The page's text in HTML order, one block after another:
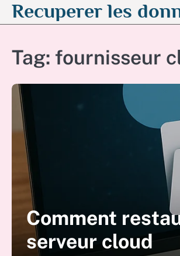
SkipRecuperer les
Tag: fournisseur
Comment
serveur cloud